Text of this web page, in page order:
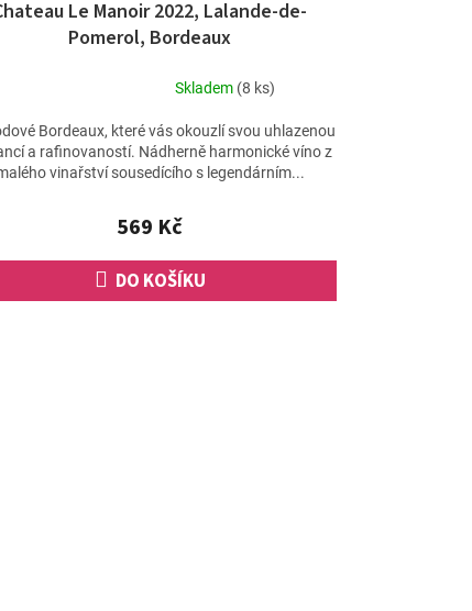
Le Manoir 2022, Lalande-de-
Pomerol, Bordeaux
hodnocení
produktu
je
Skladem (8 ks)
569 Kč
DO KOŠÍKU
Bordeaux, které vás okouzlí svou uhlazenou
a rafinovaností. Nádherně harmonické víno z
vinařství sousedícího s legendárním...